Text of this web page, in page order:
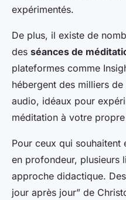
expérimentés.
De plus, il existe de
des séances de
plateformes comme
hébergent des milliers
audio, idéaux pour
méditation à votre
Pour ceux qui
en profondeur, plusieurs
approche didactique.
jour après jour” de